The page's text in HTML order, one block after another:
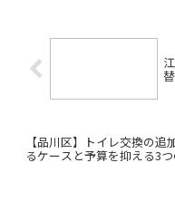
【品川区】トイレ交換の追
るケースと予算を抑える3